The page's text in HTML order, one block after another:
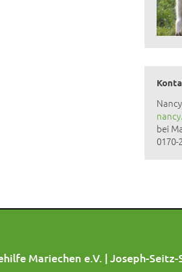
bei
0170-
Mariechen e.V. | Joseph-